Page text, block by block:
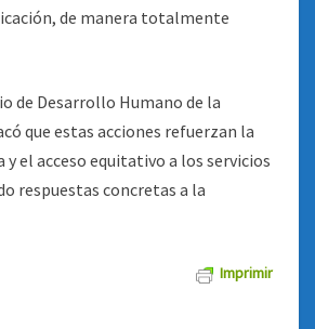
de manera totalmente
de Desarrollo Humano de la
que estas acciones refuerzan la
el acceso equitativo a los servicios
respuestas concretas a la
Imprimir